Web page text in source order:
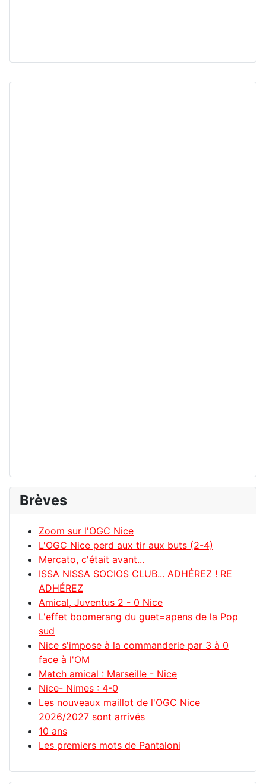
Brèves
Zoom sur l'OGC Nice
L'OGC Nice perd aux tir aux buts (2-4)
Mercato, c'était avant...
ISSA NISSA SOCIOS CLUB... ADHÉREZ ! RE
ADHÉREZ
Amical, Juventus 2 - 0 Nice
L'effet boomerang du guet=apens de la Pop
sud
Nice s'impose à la commanderie par 3 à 0
face à l'OM
Match amical : Marseille - Nice
Nice- Nimes : 4-0
Les nouveaux maillot de l'OGC Nice
2026/2027 sont arrivés
10 ans
Les premiers mots de Pantaloni